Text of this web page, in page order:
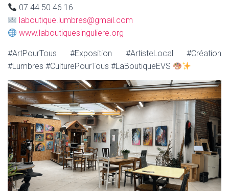
07 44 50 46 16
laboutique.lumbres@gmail.com
www.laboutiquesinguliere.org
#ArtPourTous #Exposition #ArtisteLocal #Création
#Lumbres #CulturePourTous #LaBoutiqueEVS